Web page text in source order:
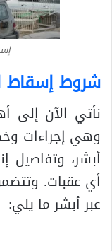
شروط إسقاط
نأتي الآن إلى
وهي إجراءات
أبشر، وتفاصيل
أي عقبات.
عبر أبشر ما يلي: